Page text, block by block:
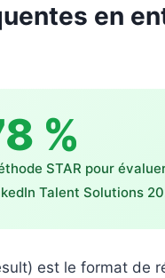
en
%
STAR pour
Talent Solutions
est le format de